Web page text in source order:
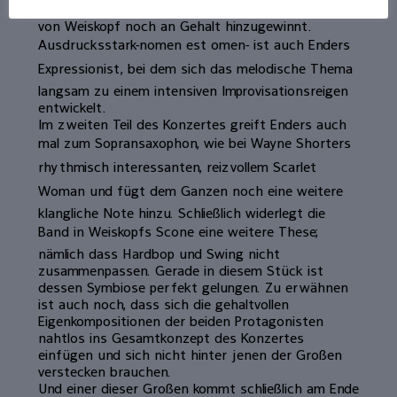
von Weiskopf noch an Gehalt hinzugewinnt.
Ausdrucksstark-nomen est omen- ist auch Enders
Expressionist, bei dem sich das melodische Thema
langsam zu einem intensiven Improvisationsreigen
entwickelt.
Im zweiten Teil des Konzertes greift Enders auch
mal zum Sopransaxophon, wie bei Wayne Shorters
rhythmisch interessanten, reizvollem Scarlet
Woman und fügt dem Ganzen noch eine weitere
klangliche Note hinzu. Schließlich widerlegt die
Band in Weiskopfs Scone eine weitere These;
nämlich dass Hardbop und Swing nicht
zusammenpassen. Gerade in diesem Stück ist
dessen Symbiose perfekt gelungen. Zu erwähnen
ist auch noch, dass sich die gehaltvollen
Eigenkompositionen der beiden Protagonisten
nahtlos ins Gesamtkonzept des Konzertes
einfügen und sich nicht hinter jenen der Großen
verstecken brauchen.
Und einer dieser Großen kommt schließlich am Ende